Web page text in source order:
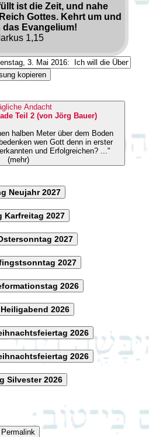
ist die Zeit, und nahe
Gottes. Kehrt um und
das Evangelium!
1,15
kopieren
Andacht
Teil 2 (von Jörg Bauer)
halben Meter über dem Boden
wen Gott denn in erster
(mehr)
Neujahr 2027
Karfreitag 2027
2027
2027
2026
2026
2026
2026
Silvester 2026
Permalink